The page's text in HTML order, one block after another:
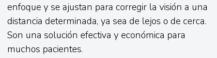
enfoque y se ajustan para corregir la visión a una
distancia determinada, ya sea de lejos o de cerca.
Son una solución efectiva y económica para
muchos pacientes.